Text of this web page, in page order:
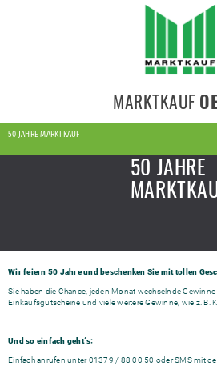
MARKTKAUF
50 JAHRE MARKTKAUF
50 JAHRE
Wir feiern 50 Jahre und beschenken Sie mit tollen
Sie haben die Chance, jeden Monat wechselnde
Einkaufsgutscheine und viele weitere Gewinne, wie z. B.
Und so einfach geht´s:
Einfach anrufen unter 01379 / 88 00 50 oder SMS mit